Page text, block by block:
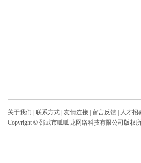
关于我们 联系方式 友情连接 留言反馈 人才招
Copyright © 邵武市呱呱龙网络科技有限公司版权